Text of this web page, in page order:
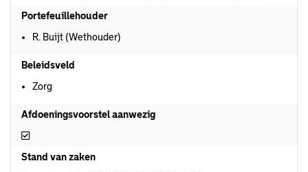
Portefeuillehouder
R. Buijt (Wethouder)
Beleidsveld
Zorg
Afdoeningsvoorstel aanwezig
Afdoeningsvoorstel aanwezig
Stand van zaken